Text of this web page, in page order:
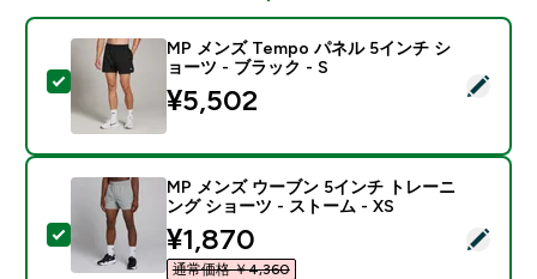
この商品を選択 - MP メンズ Tempo パネル 5インチ
MP メンズ Tempo パネル 5インチ シ
ョーツ - ブラック - S
¥5,502‎
この商品を選択 - MP メンズ ウーブン 5インチ トレ
MP メンズ ウーブン 5インチ トレーニ
ング ショーツ - ストーム - XS
discounted price
¥1,870‎
通常価格 ￥4,360‎